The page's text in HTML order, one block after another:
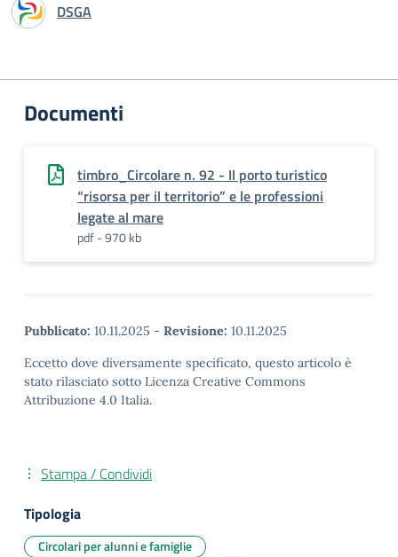
DSGA
Documenti
timbro_Circolare n. 92 - Il porto turistico
“risorsa per il territorio” e le professioni
legate al mare
pdf - 970 kb
Pubblicato: 10.11.2025 - Revisione: 10.11.2025
Eccetto dove diversamente specificato, questo articolo è
stato rilasciato sotto Licenza Creative Commons
Attribuzione 4.0 Italia.
Stampa / Condividi
Tipologia
Circolari per alunni e famiglie